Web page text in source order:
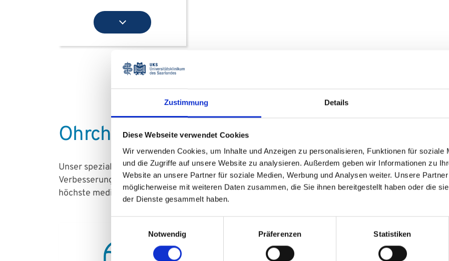
Zustimmung Details
Diese Webseite verwendet Cookies
Wir verwenden Cookies, um Inhalte und Anzeigen zu personalisieren, Funktionen für soziale
und die Zugriffe auf unsere Website zu analysieren. Außerdem geben wir Informationen zu
Website an unsere Partner für soziale Medien, Werbung und Analysen weiter. Unsere
möglicherweise mit weiteren Daten zusammen, die Sie ihnen bereitgestellt haben oder die
der Dienste gesammelt haben.
Notwendig
Präferenzen Statistiken
Ohrchirurgie
Unser spezialisiertes Team aus HNO-Chirurgen führt innovative und bewährte operative
Verbesserung des Hörvermögens abzielen. Von der Mikrochirurgie bis hin zu komplexen
höchste medizinische Standards.